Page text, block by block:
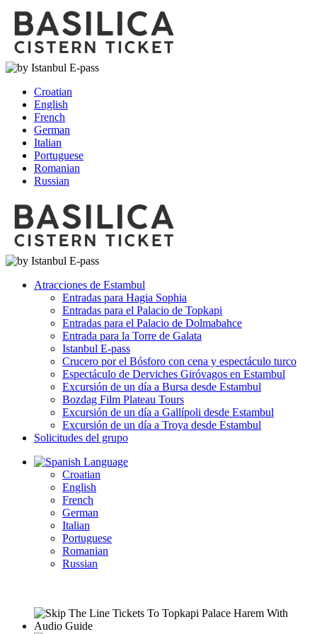
Croatian
English
French
German
Italian
Portuguese
Romanian
Russian
Atracciones de Estambul
Entradas para Hagia Sophia
Entradas para el Palacio de Topkapi
Entradas para el Palacio de Dolmabahce
Entrada para la Torre de Galata
Istanbul E-pass
Crucero por el Bósforo con cena y espectáculo turco
Espectáculo de Derviches Giróvagos en Estambul
Excursión de un día a Bursa desde Estambul
Bozdag Film Plateau Tours
Excursión de un día a Gallípoli desde Estambul
Excursión de un día a Troya desde Estambul
Solicitudes del grupo
Language
Croatian
English
French
German
Italian
Portuguese
Romanian
Russian